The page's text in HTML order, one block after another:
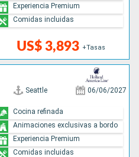
US$ 3,893 +Tasas
Experiencia Premium
Comidas incluidas
Seattle 06/06/2027
Cocina refinada
Animaciones exclusivas a bordo
Experiencia Premium
Comidas incluidas